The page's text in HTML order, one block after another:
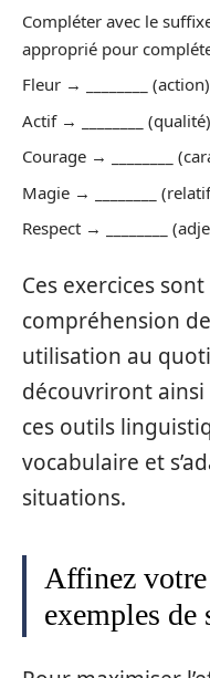
Compléter avec le
approprié pour
Fleur → ________ (action)
Actif → ________ (qualité)
Courage → ________
Magie → ________
Respect → ________
Ces exercices
compréhension
utilisation au
découvriront
ces outils
vocabulaire et
situations.
Affinez votre
exemples de